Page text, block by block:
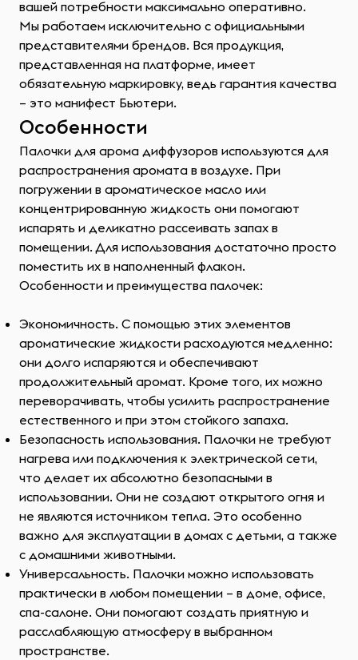
вашей потребности максимально оперативно.
Мы работаем исключительно с официальными
представителями брендов. Вся продукция,
представленная на платформе, имеет
обязательную маркировку, ведь гарантия качества
– это манифест Бьютери.
Особенности
Палочки для арома диффузоров используются для
распространения аромата в воздухе. При
погружении в ароматическое масло или
концентрированную жидкость они помогают
испарять и деликатно рассеивать запах в
помещении. Для использования достаточно просто
поместить их в наполненный флакон.
Особенности и преимущества палочек:
Экономичность. С помощью этих элементов
ароматические жидкости расходуются медленно:
они долго испаряются и обеспечивают
продолжительный аромат. Кроме того, их можно
переворачивать, чтобы усилить распространение
естественного и при этом стойкого запаха.
Безопасность использования. Палочки не требуют
нагрева или подключения к электрической сети,
что делает их абсолютно безопасными в
использовании. Они не создают открытого огня и
не являются источником тепла. Это особенно
важно для эксплуатации в домах с детьми, а также
с домашними животными.
Универсальность. Палочки можно использовать
практически в любом помещении – в доме, офисе,
спа-салоне. Они помогают создать приятную и
расслабляющую атмосферу в выбранном
пространстве.